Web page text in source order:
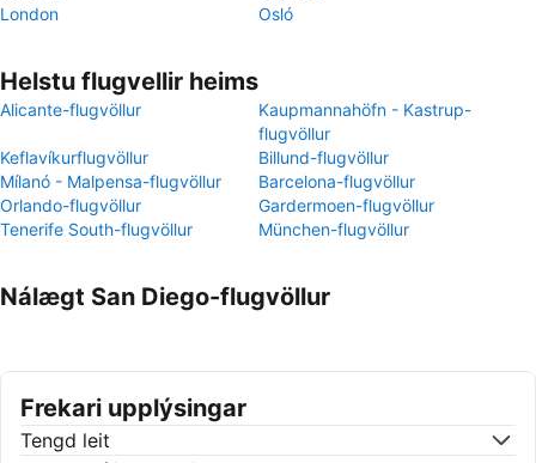
London
Osló
Helstu flugvellir heims
Alicante-flugvöllur
Kaupmannahöfn - Kastrup-
flugvöllur
Keflavíkurflugvöllur
Billund-flugvöllur
Mílanó - Malpensa-flugvöllur
Barcelona-flugvöllur
Orlando-flugvöllur
Gardermoen-flugvöllur
Tenerife South-flugvöllur
München-flugvöllur
Nálægt San Diego-flugvöllur
Frekari upplýsingar
Tengd leit